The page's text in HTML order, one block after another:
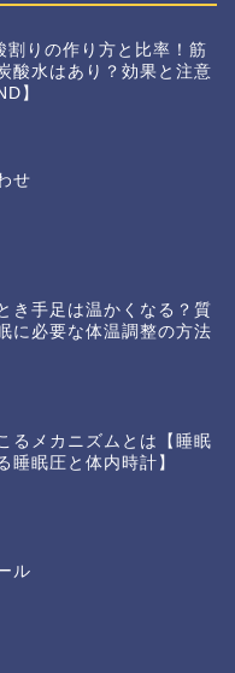
割りの作り方と比率！筋
酸水はあり？効果と注意
】
せ
き手足は温かくなる？質
に必要な体温調整の方法
るメカニズムとは【睡眠
睡眠圧と体内時計】
ル